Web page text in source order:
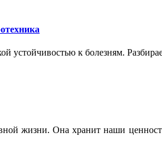
к болезням.
жизни. Она хранит наши